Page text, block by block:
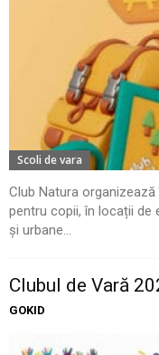
Scoli de vara
Club Natura
pentru copii, în locații de
și urbane...
Clubul de Vară
GOKID